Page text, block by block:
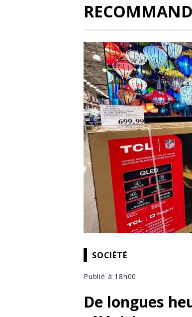
SOCIÉTÉ
Publié à 18h00
De longues